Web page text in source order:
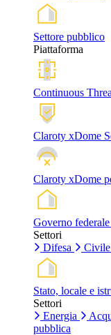
Settore pubblico
Piattaforma
Continuous
Claroty xDome
Claroty xDome
Governo
Settori
Difesa
Civile
Stato, locale e
Settori
Energia
pubblica